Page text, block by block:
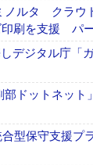
ノルタ クラウ
刷を支援 パ
デジタル庁「
ドットネッ
型保守支援プ